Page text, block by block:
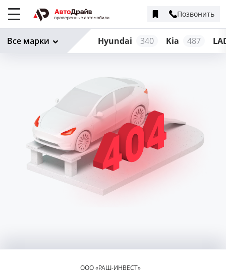
Позвонить
Hyundai 340 Kia 487
Все марки
ООО «РАШ-ИНВЕСТ»